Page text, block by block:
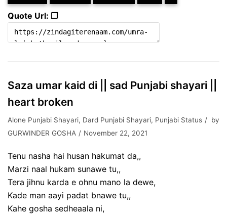
Quote Url: ❐
Saza umar kaid di || sad Punjabi shayari ||
heart broken
Alone Punjabi Shayari, Dard Punjabi Shayari, Punjabi Status
by
GURWINDER GOSHA
November 22, 2021
Tenu nasha hai husan hakumat da,,
Marzi naal hukam sunawe tu,,
Tera jihnu karda e ohnu mano la dewe,
Kade man aayi padat bnawe tu,,
Kahe gosha sedheaala ni,